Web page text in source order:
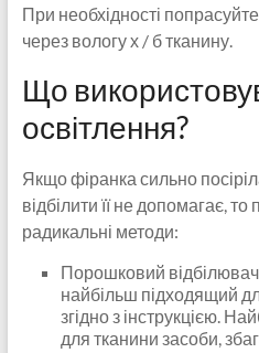
При необхідності
через вологу х / б тканину.
Що
освітлення?
Якщо фіранка сильно
відбілити її не допомагає,
радикальні методи:
Порошковий
найбільш підходящий
згідно з інструкцією.
для тканини засоби,